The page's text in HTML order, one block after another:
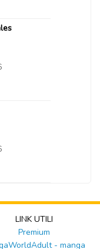
LINK UTILI
Premium
- manga